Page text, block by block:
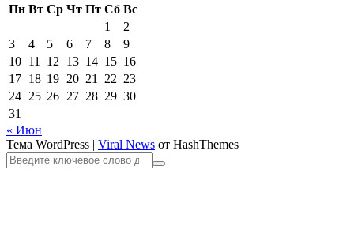
Пн Вт Ср Чт Пт Сб Вс
1
2
3
4 5 6 7 8
9
10 11 12 13 14 15 16
17 18 19 20 21 22 23
24 25 26 27 28 29 30
31
« Июн
Тема WordPress | Viral News от HashThemes